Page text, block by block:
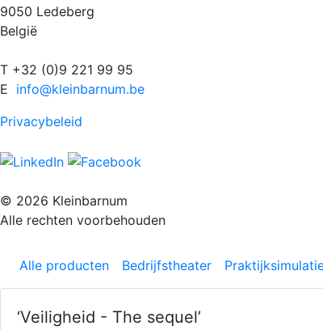
9050 Ledeberg
België
T +32 (0)9 221 99 95
E info@kleinbarnum.be
Privacybeleid
© 2026 Kleinbarnum
Alle rechten voorbehouden
Alle producten Bedrijfstheater
‘Veiligheid - The sequel’